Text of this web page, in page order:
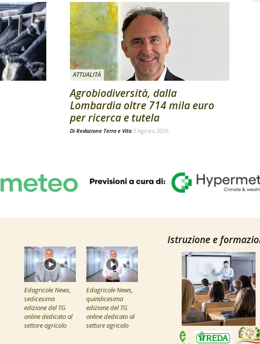
ATTUALITÀ
Agrobiodiversità, dalla
Lombardia oltre 714 mila euro
per ricerca e tutela
Di Redazione Terra e Vita 3 Agosto 2026
Edagricole News,
sedicesima
edizione del TG
online dedicato al
settore agricolo
Edagricole News,
quindicesima
edizione del TG
online dedicato al
settore agricolo
Istruzione e